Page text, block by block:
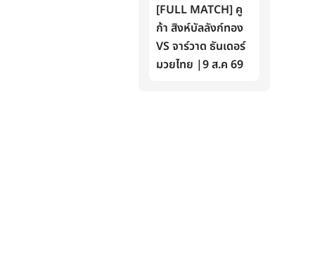
[FULL MATCH] คู
ก้า สิงห์บัลลังก์ทอง
VS จาร์วาด ธันเดอร์
มวยไทย |9 ส.ค 69